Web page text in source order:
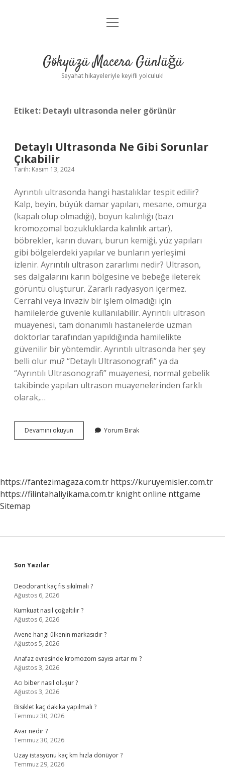
Anasayfa
Yasal Uyarı
menüyü
Gökyüzü Macera Günlüğü
Seyahat hikayeleriyle keyifli yolculuk!
Etiket: Detaylı ultrasonda neler görünür
Detaylı Ultrasonda Ne Gibi Sorunlar
Çıkabilir
Tarih: Kasım 13, 2024
Ayrıntılı ultrasonda hangi hastalıklar tespit edilir?
Kalp, beyin, büyük damar yapıları, mesane, omurga
(kapalı olup olmadığı), boyun kalınlığı (bazı
kromozomal bozukluklarda kalınlık artar),
böbrekler, karın duvarı, burun kemiği, yüz yapıları
gibi bölgelerdeki yapılar ve bunların yerleşimi
izlenir. Ayrıntılı ultrason zararlımı nedir? Ultrason,
ses dalgalarını karın bölgesine ve bebeğe ileterek
görüntü oluşturur. Zararlı radyasyon içermez.
Cerrahi veya invaziv bir işlem olmadığı için
hamilelerde güvenle kullanılabilir. Ayrıntılı ultrason
muayenesi, tam donanımlı hastanelerde uzman
doktorlar tarafından yapıldığında hamilelikte
güvenilir bir yöntemdir. Ayrıntılı ultrasonda her şey
belli olur mu? “Detaylı Ultrasonografi” ya da
“Ayrıntılı Ultrasonografi” muayenesi, normal gebelik
takibinde yapılan ultrason muayenelerinden farklı
olarak,…
Devamını okuyun
Ultrasonda
Yorum Bırak
https://fantezimagaza.com.tr https://kuruyemisler.com.tr
https://filintahaliyikama.com.tr knight online nttgame
Sitemap
Sidebar
Son Yazılar
Deodorant kaç fıs sıkılmalı ?
Ağustos 6, 2026
Kumkuat nasıl çoğaltılır ?
Ağustos 6, 2026
Avene hangi ülkenin markasıdır ?
Ağustos 5, 2026
Anafaz evresinde kromozom sayısı artar mı ?
Ağustos 3, 2026
Acı biber nasıl oluşur ?
Ağustos 3, 2026
Bisiklet kaç dakika yapılmalı ?
Temmuz 30, 2026
Avar nedir ?
Temmuz 30, 2026
Uzay istasyonu kaç km hızla dönüyor ?
Temmuz 29, 2026